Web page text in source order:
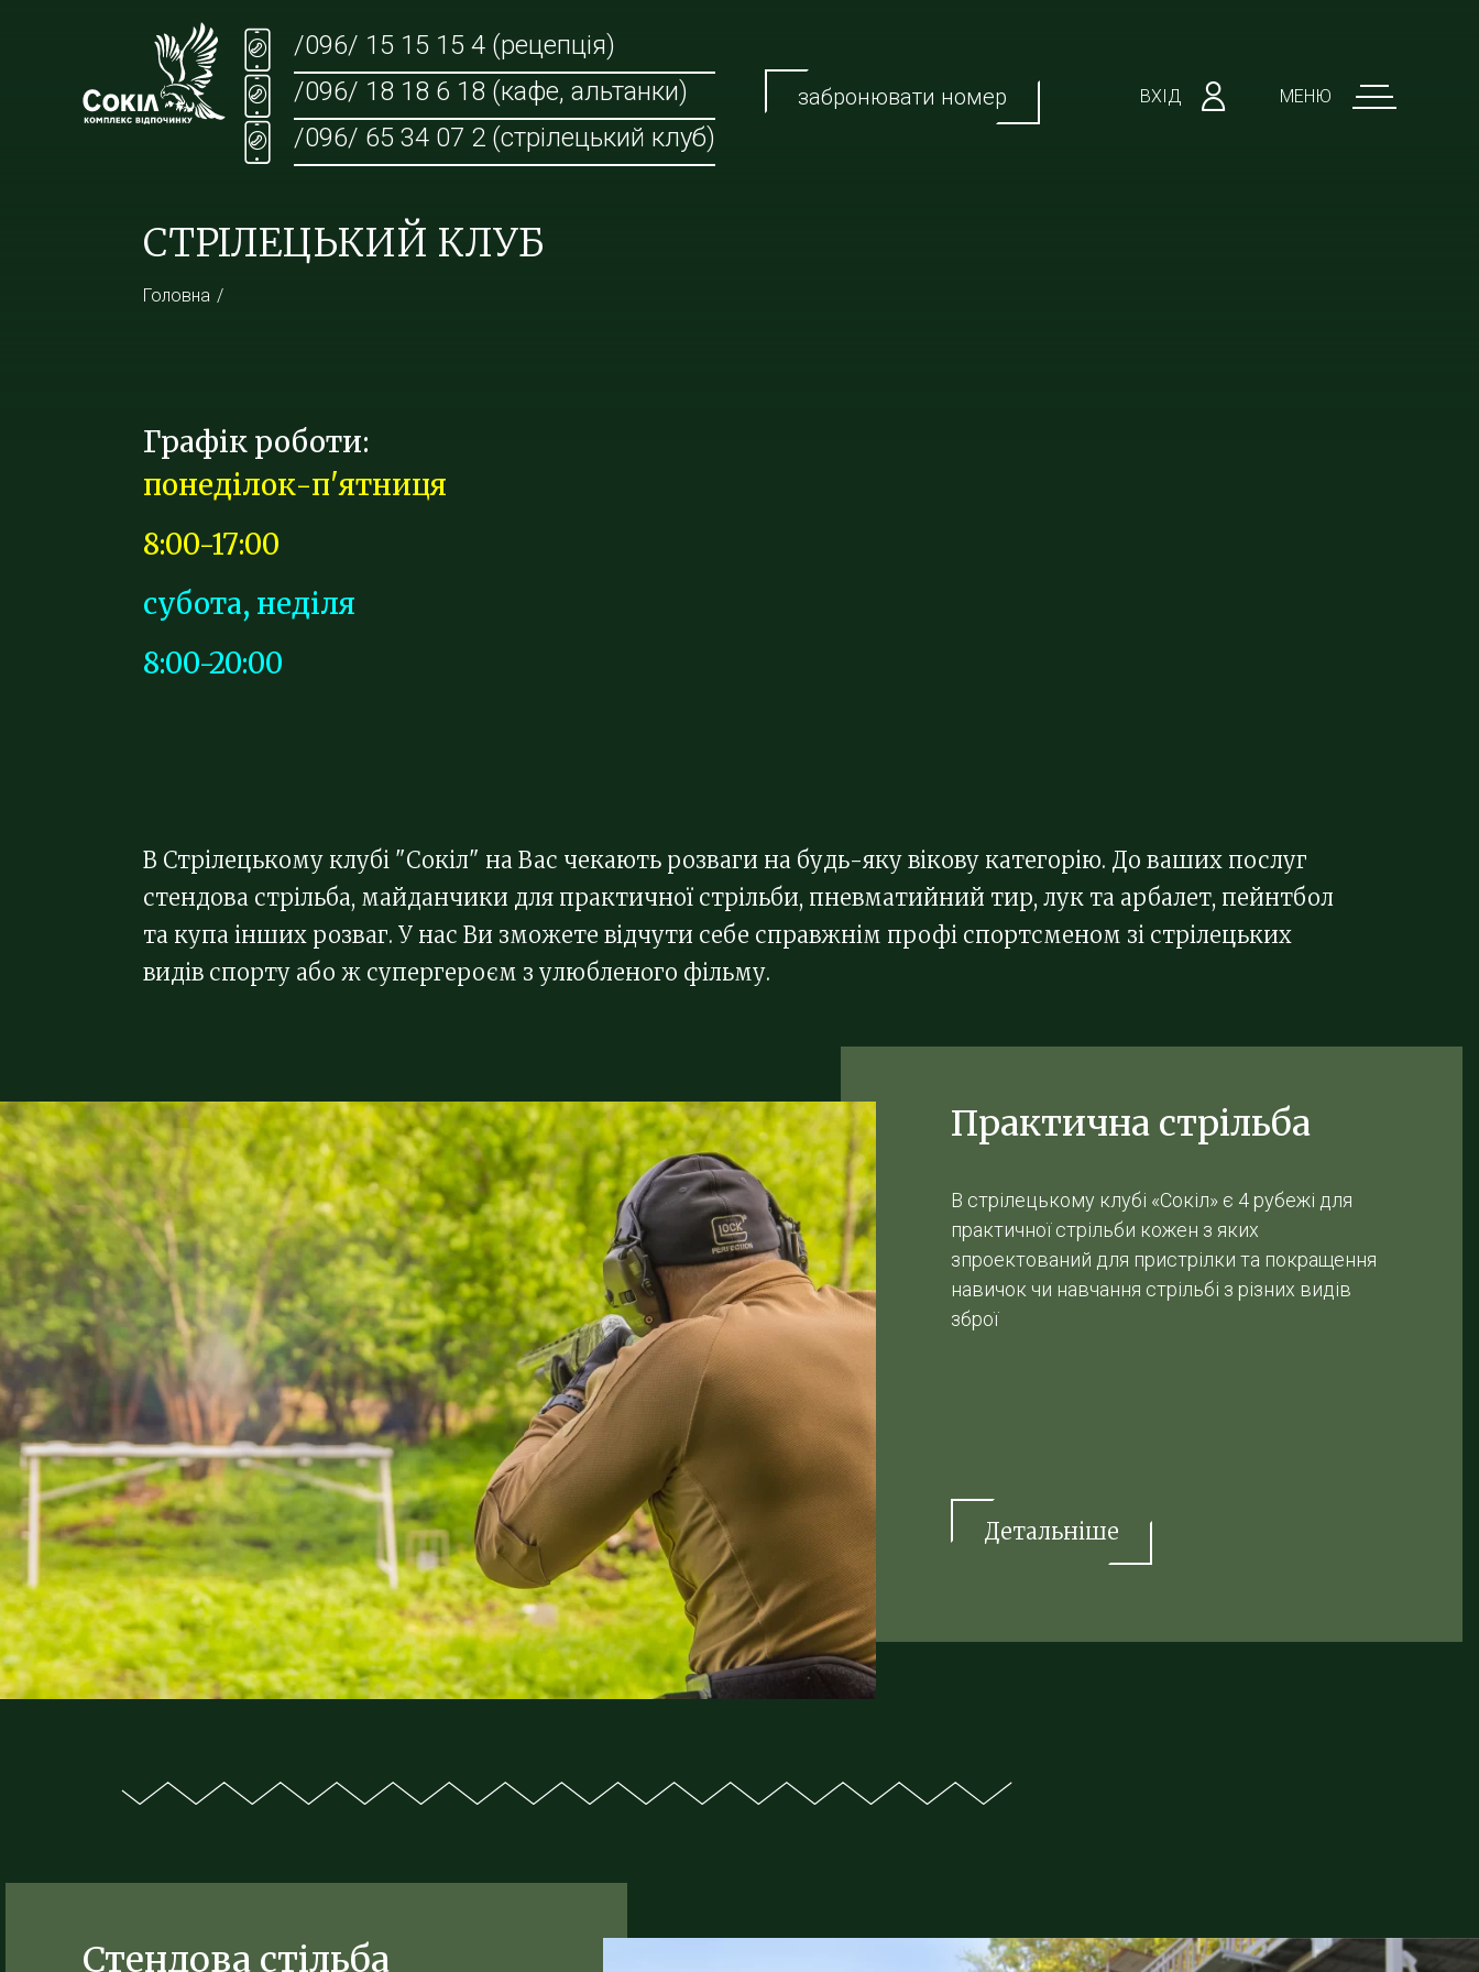
/096/ 15 15 15 4 (рецепція)
/096/ 18 18 6 18 (кафе, альтанки)
/096/ 65 34 07 2 (стрілецький клуб)
забронювати номер ВХІД МЕНЮ
СТРІЛЕЦЬКИЙ КЛУБ
Головна
Графік роботи:
понеділок-п'ятниця
8:00-17:00
субота, неділя
8:00-20:00
В Стрілецькому клубі "Сокіл" на Вас чекають розваги на будь-яку вікову категорію. До ваших послуг
стендова стрільба, майданчики для практичної стрільби, пневматийний тир, лук та арбалет, пейнтбол
та купа інших розваг. У нас Ви зможете відчути себе справжнім профі спортсменом зі стрілецьких
видів спорту або ж супергероєм з улюбленого фільму.
Практична стрільба
В стрілецькому клубі «Сокіл» є 4 рубежі для
практичної стрільби кожен з яких
зпроектований для пристрілки та покращення
навичок чи навчання стрільбі з різних видів
зброї
Детальніше
Стендова стільба